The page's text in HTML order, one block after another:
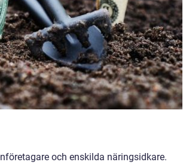
och enskilda näringsidkare.